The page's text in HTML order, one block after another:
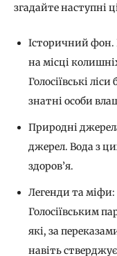
згадайте наступні
Історичний фон.
на місці
Голосіївські
знатні особи
Природні
джерел. Вода з
здоров’я.
Легенди та міфи:
Голосіївським
які, за
навіть